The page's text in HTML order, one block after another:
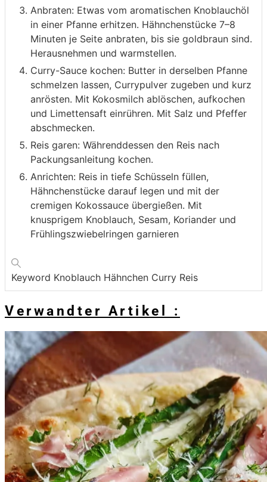
Anbraten: Etwas vom aromatischen Knoblauchöl
in einer Pfanne erhitzen. Hähnchenstücke 7–8
Minuten je Seite anbraten, bis sie goldbraun sind.
Herausnehmen und warmstellen.
Curry-Sauce kochen: Butter in derselben Pfanne
schmelzen lassen, Currypulver zugeben und kurz
anrösten. Mit Kokosmilch ablöschen, aufkochen
und Limettensaft einrühren. Mit Salz und Pfeffer
abschmecken.
Reis garen: Währenddessen den Reis nach
Packungsanleitung kochen.
Anrichten: Reis in tiefe Schüsseln füllen,
Hähnchenstücke darauf legen und mit der
cremigen Kokossauce übergießen. Mit
knusprigem Knoblauch, Sesam, Koriander und
Frühlingszwiebelringen garnieren
Keyword Knoblauch Hähnchen Curry Reis
Verwandter Artikel :